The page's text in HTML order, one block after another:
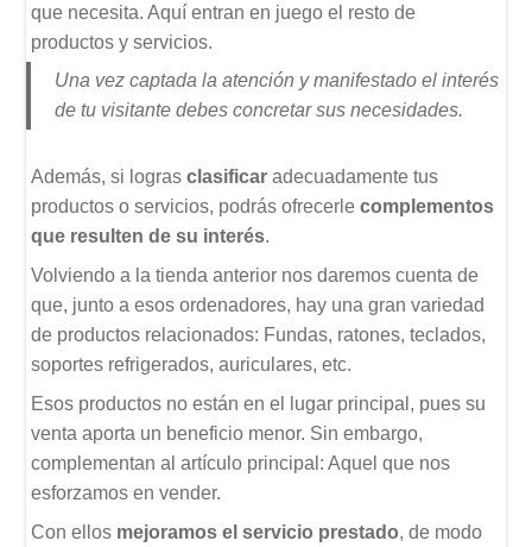
que necesita. Aquí entran en juego el resto de
productos y servicios.
Una vez captada la atención y manifestado el interés
de tu visitante debes concretar sus necesidades.
Además, si lograsclasificar adecuadamente tus
productos o servicios, podrás ofrecerlecomplementos
que resulten de su interés.
Volviendo a la tienda anterior nos daremos cuenta de
que, junto a esos ordenadores, hay una gran variedad
de productos relacionados: Fundas, ratones, teclados,
soportes refrigerados, auriculares, etc.
Esos productos no están en el lugar principal, pues su
venta aporta un beneficio menor. Sin embargo,
complementan al artículo principal: Aquel que nos
esforzamos en vender.
Con ellos mejoramos el servicio prestado, de modo